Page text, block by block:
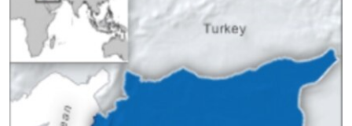
ကျော်
ကြည့်
ရန်
အ
အမေရိကန်သုံးအီဒီယံ
မကြေးမုံရဲ့ အင်္ဂလိပ်စာ
ရုပ်ရှင်ထဲက အင်္ဂလိပ်စာ
သုတပဒေသာ အင်္ဂလိပ်စာ
အပတ်စဉ်ကဏ္ဍများ
ရေဒီယို
တီဗွီ
ရေဒီယိုနှင့်ရုပ်သံ အချက်အလက်များ
ရေဒီယို/တီဗွီအစီအစဉ်